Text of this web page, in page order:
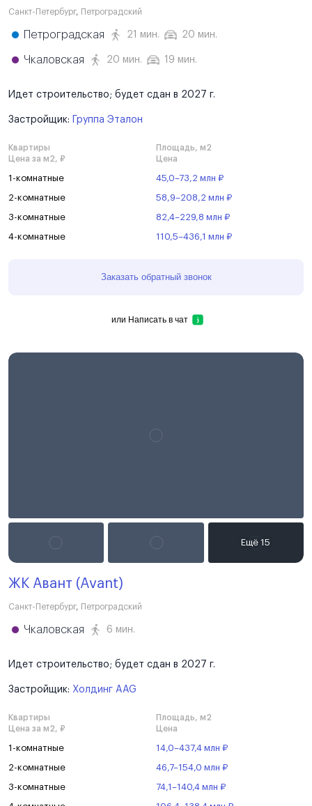
Санкт-Петербург, Петроградский
Петроградская 21 мин. 20 мин.
Чкаловская 20 мин. 19 мин.
Идет строительство; будет сдан в 2027 г.
Застройщик: Группа Эталон
Квартиры
Площадь, м2
Цена за м2, ₽
Цена
1-комнатные 45,0–73,2 млн ₽
2-комнатные 58,9–208,2 млн ₽
3-комнатные 82,4–229,8 млн ₽
4-комнатные 110,5–436,1 млн ₽
Заказать обратный звонок
или Написать в чат
ЖК Авант (Avant)
Санкт-Петербург, Петроградский
Чкаловская 6 мин.
Идет строительство; будет сдан в 2027 г.
Застройщик: Холдинг AAG
Квартиры
Площадь, м2
Цена за м2, ₽
Цена
1-комнатные 14,0–437,4 млн ₽
2-комнатные 46,7–154,0 млн ₽
3-комнатные 74,1–140,4 млн ₽